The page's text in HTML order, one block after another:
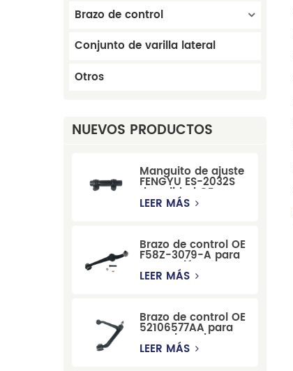
Brazo de control
Conjunto de varilla lateral
Otros
NUEVOS PRODUCTOS
Manguito de ajuste
FENGYU ES-2032S
de calidad OE para
Mercury, Pontiac,
LEER MÁS
Brazo de control OE
F58Z-3079-A para
suspensión
delantera de Ford
LEER MÁS
Brazo de control OE
52106577AA para
reemplazo de
suspensión de
LEER MÁS